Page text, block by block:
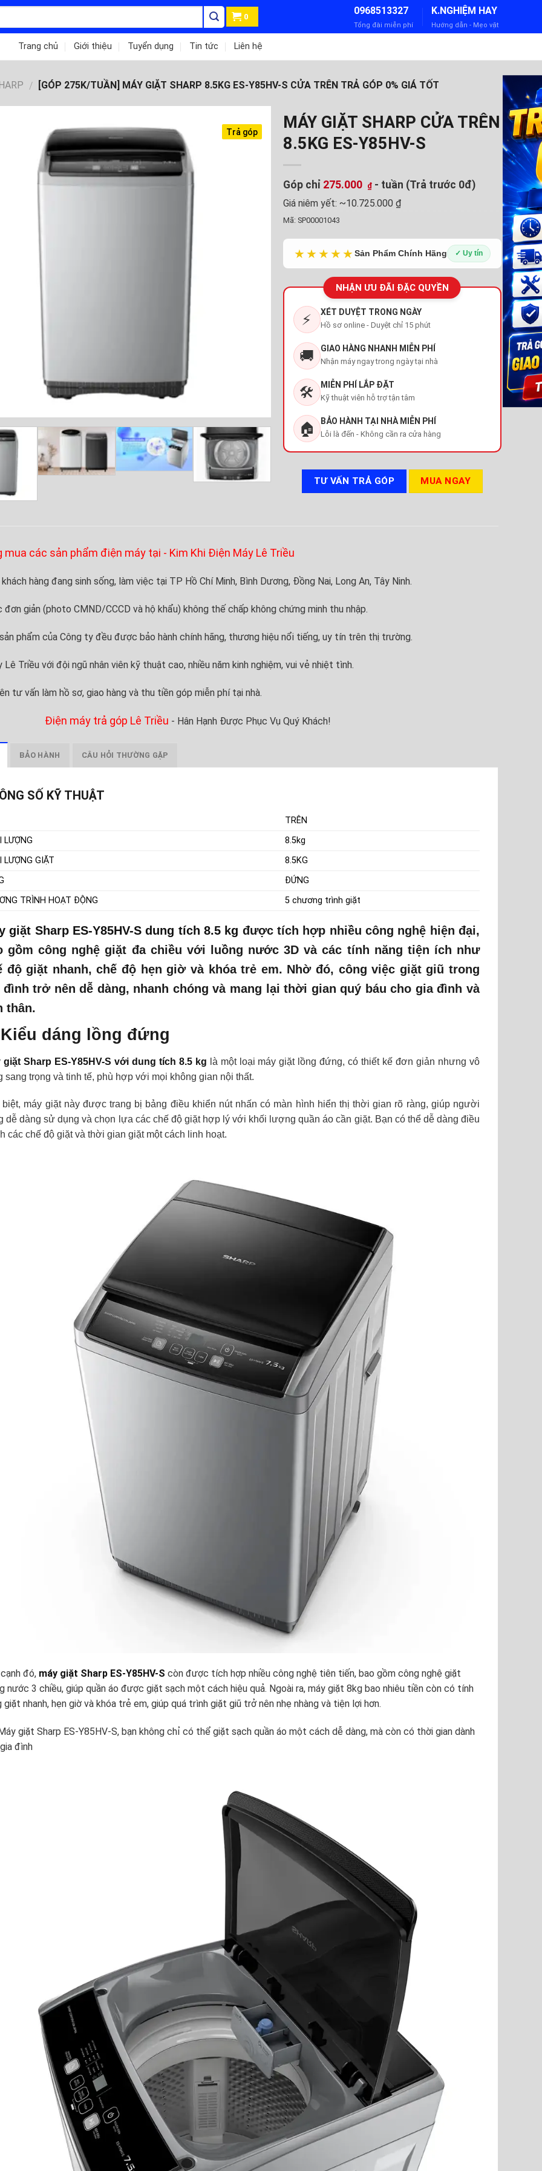
0
0968513327
Tổng đài miễn phí
K.NGHIỆM HAY
Hướng dẫn - Mẹo vặt
Trang chủ Giới thiệu Tuyển dụng Tin tức Liên hệ
/ [GÓP 275K/TUẦN] MÁY GIẶT SHARP 8.5KG ES-Y85HV-S CỬA TRÊN TRẢ GÓP 0% GIÁ TỐT
Trả góp
MÁY GIẶT SHARP CỬA TRÊN
8.5KG ES-Y85HV-S
Góp chỉ 275.000 ₫ - tuần (Trả trước 0đ)
Giá niêm yết: ~10.725.000 ₫
Mã: SP00001043
★★★★★Sản Phẩm Chính Hãng ✓ Uy tín
NHẬN ƯU ĐÃI ĐẶC QUYỀN
⚡ XÉT DUYỆT TRONG NGÀY
Hồ sơ online - Duyệt chỉ 15 phút
🚚 GIAO HÀNG NHANH MIỄN PHÍ
Nhận máy ngay trong ngày tại nhà
🛠️ MIỄN PHÍ LẮP ĐẶT
Kỹ thuật viên hỗ trợ tận tâm
🏠 BẢO HÀNH TẠI NHÀ MIỄN PHÍ
Lỗi là đến - Không cần ra cửa hàng
TƯ VẤN TRẢ GÓP MUA NGAY
mua các sản phẩm điện máy tại - Kim Khi Điện Máy Lê Triều
hàng đang sinh sống, làm việc tại TP Hồ Chí Minh, Bình Dương, Đồng Nai, Long An, Tây Ninh.
đơn giản (photo CMND/CCCD và hộ khẩu) không thế chấp không chứng minh thu nhập.
phẩm của Công ty đều được bảo hành chính hãng, thương hiệu nổi tiếng, uy tín trên thị trường.
Lê Triều với đội ngũ nhân viên kỹ thuật cao, nhiều năm kinh nghiệm, vui vẻ nhiệt tình.
tư vấn làm hồ sơ, giao hàng và thu tiền góp miễn phí tại nhà.
Điện máy trả góp Lê Triều - Hân Hạnh Được Phục Vụ Quý Khách!
BẢO HÀNH CÂU HỎI THƯỜNG GẶP
SỐ KỸ THUẬT
TRÊN
LƯỢNG
8.5kg
LƯỢNG GIẶT
8.5KG
ĐỨNG
TRÌNH HOẠT ĐỘNG
5 chương trình giặt
giặt Sharp ES-Y85HV-S dung tích 8.5 kg được tích hợp nhiều công nghệ hiện đại,
gồm công nghệ giặt đa chiều với luồng nước 3D và các tính năng tiện ích như
độ giặt nhanh, chế độ hẹn giờ và khóa trẻ em. Nhờ đó, công việc giặt giũ trong
đình trở nên dễ dàng, nhanh chóng và mang lại thời gian quý báu cho gia đình và
thân.
dáng lồng đứng
giặt Sharp ES-Y85HV-S với dung tích 8.5 kg là một loại máy giặt lồng đứng, có thiết kế đơn giản nhưng vô
sang trọng và tinh tế, phù hợp với mọi không gian nội thất.
máy giặt này được trang bị bảng điều khiển nút nhấn có màn hình hiển thị thời gian rõ ràng, giúp người
dễ dàng sử dụng và chọn lựa các chế độ giặt hợp lý với khối lượng quần áo cần giặt. Bạn có thể dễ dàng điều
các chế độ giặt và thời gian giặt một cách linh hoạt.
đó, máy giặt Sharp ES-Y85HV-S còn được tích hợp nhiều công nghệ tiên tiến, bao gồm công nghệ giặt
nước 3 chiều, giúp quần áo được giặt sạch một cách hiệu quả. Ngoài ra, máy giặt 8kg bao nhiêu tiền còn có tính
giặt nhanh, hẹn giờ và khóa trẻ em, giúp quá trình giặt giũ trở nên nhẹ nhàng và tiện lợi hơn.
giặt Sharp ES-Y85HV-S, bạn không chỉ có thể giặt sạch quần áo một cách dễ dàng, mà còn có thời gian dành
đình